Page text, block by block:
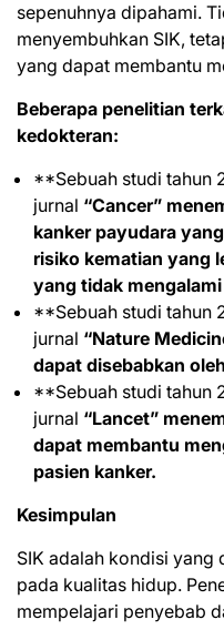
sepenuhnya dipahami.
menyembuhkan SIK,
yang dapat membantu
Beberapa penelitian
kedokteran:
**Sebuah studi tahun
jurnal “Cancer”
kanker payudara
risiko kematian yang
yang tidak mengalami
**Sebuah studi tahun
jurnal “Nature
dapat disebabkan
**Sebuah studi tahun
jurnal “Lancet”
dapat membantu
pasien kanker.
Kesimpulan
SIK adalah kondisi
pada kualitas hidup.
mempelajari penyebab